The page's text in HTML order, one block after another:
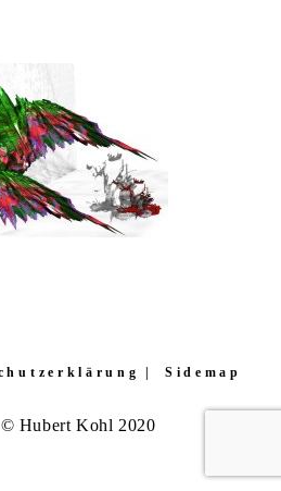
Sidemap
Hubert Kohl 2020